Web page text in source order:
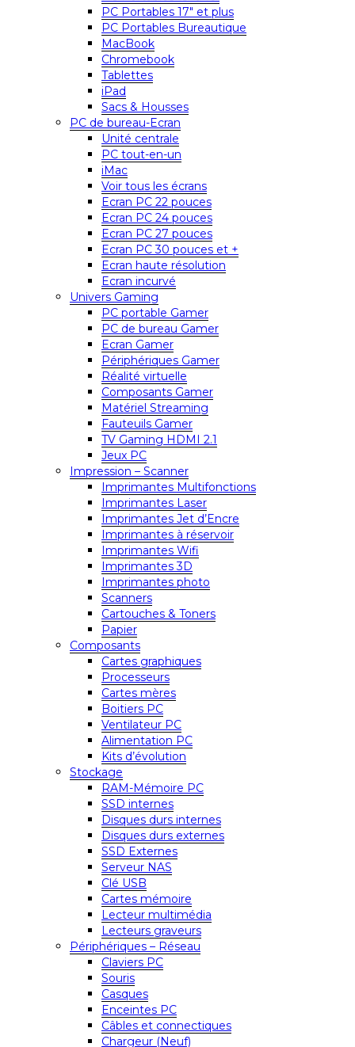
PC Portables 17″ et plus
PC Portables Bureautique
MacBook
Chromebook
Tablettes
iPad
Sacs & Housses
PC de bureau-Ecran
Unité centrale
PC tout-en-un
iMac
Voir tous les écrans
Ecran PC 22 pouces
Ecran PC 24 pouces
Ecran PC 27 pouces
Ecran PC 30 pouces et +
Ecran haute résolution
Ecran incurvé
Univers Gaming
PC portable Gamer
PC de bureau Gamer
Ecran Gamer
Périphériques Gamer
Réalité virtuelle
Composants Gamer
Matériel Streaming
Fauteuils Gamer
TV Gaming HDMI 2.1
Jeux PC
Impression – Scanner
Imprimantes Multifonctions
Imprimantes Laser
Imprimantes Jet d’Encre
Imprimantes à réservoir
Imprimantes Wifi
Imprimantes 3D
Imprimantes photo
Scanners
Cartouches & Toners
Papier
Composants
Cartes graphiques
Processeurs
Cartes mères
Boitiers PC
Ventilateur PC
Alimentation PC
Kits d’évolution
Stockage
RAM-Mémoire PC
SSD internes
Disques durs internes
Disques durs externes
SSD Externes
Serveur NAS
Clé USB
Cartes mémoire
Lecteur multimédia
Lecteurs graveurs
Périphériques – Réseau
Claviers PC
Souris
Casques
Enceintes PC
Câbles et connectiques
Chargeur (Neuf)